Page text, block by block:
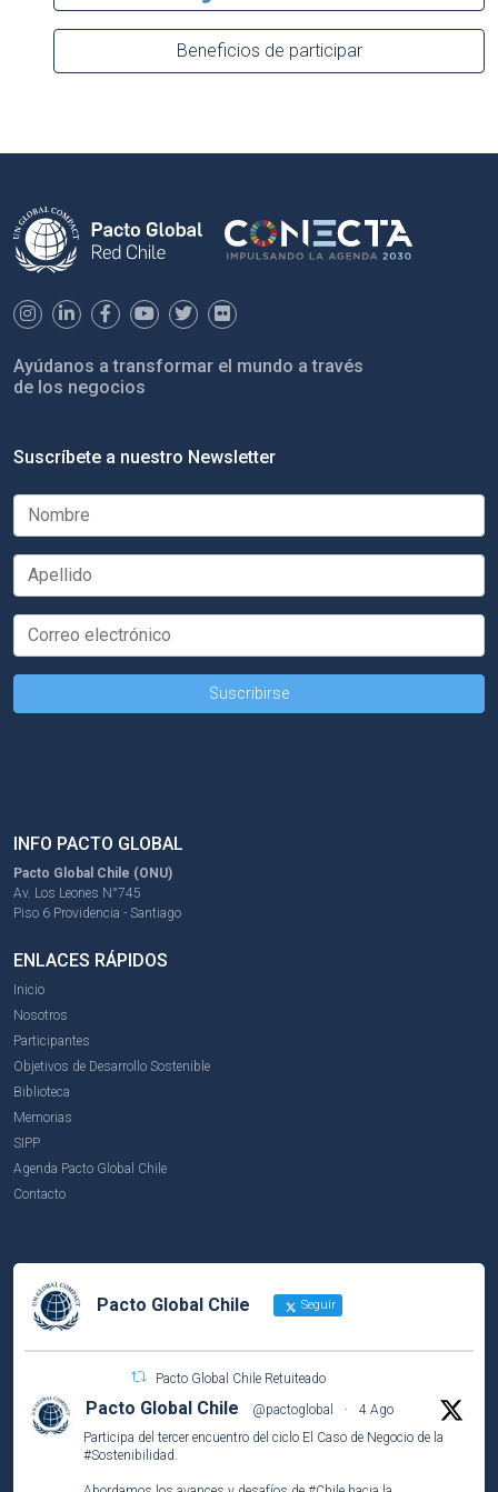
Beneficios de participar
Ayúdanos a transformar el mundo a través
de los negocios
Suscríbete a nuestro Newsletter
INFO PACTO GLOBAL
Pacto Global Chile (ONU)
Av. Los Leones N°745
Piso 6 Providencia - Santiago
ENLACES RÁPIDOS
Inicio
Nosotros
Participantes
Objetivos de Desarrollo Sostenible
Biblioteca
Memorias
SIPP
Agenda Pacto Global Chile
Contacto
Pacto Global Chile Seguir
Pacto Global Chile Retuiteado
Pacto Global Chile @pactoglobal ·
4 Ago
Participa del tercer encuentro del ciclo El Caso de Negocio de la
#Sostenibilidad